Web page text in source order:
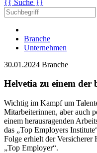
{{ Suche }}
Branche
Unternehmen
30.01.2024 Branche
Helvetia zu einem der
Wichtig im Kampf um
Mitarbeiterinnen, aber auch
einem herausragenden
das „Top Employers
Folge erhielt der Versicherer
„Top Employer“.